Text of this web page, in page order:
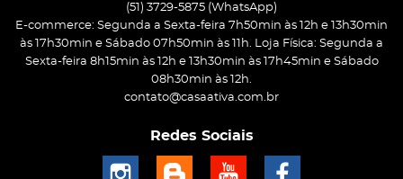
(51) 3729-5875 (WhatsApp)
E-commerce: Segunda a Sexta-feira 7h50min às 12h e 13h30min
às 17h30min e Sábado 07h50min às 11h. Loja Física: Segunda a
Sexta-feira 8h15min às 12h e 13h30min às 17h45min e Sábado
08h30min às 12h.
contato@casaativa.com.br
Redes Sociais